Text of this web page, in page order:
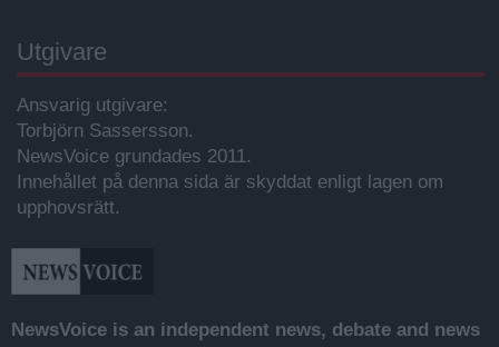
Utgivare
Ansvarig utgivare:
Torbjörn Sassersson.
NewsVoice grundades 2011.
Innehållet på denna sida är skyddat enligt lagen om
upphovsrätt.
NewsVoice is an independent news, debate and news